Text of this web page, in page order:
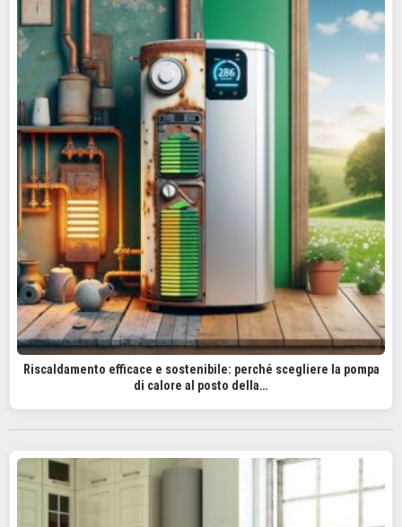
Riscaldamento efficace e sostenibile: perché scegliere la pompa
di calore al posto della…